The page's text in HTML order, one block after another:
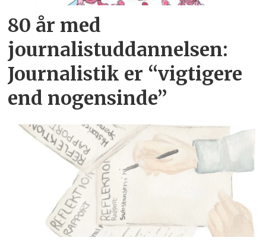
80 år med
journalistuddannelsen:
Journalistik er “vigtigere
end nogensinde”